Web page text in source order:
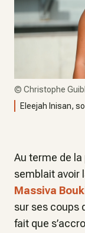
© Christophe
Eleejah Inisan,
Au terme de
semblait avoir
Massiva
sur ses coups
fait que